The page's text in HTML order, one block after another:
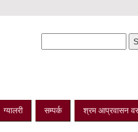
ग्यालरी सम्पर्क श्रम आप्रवासन